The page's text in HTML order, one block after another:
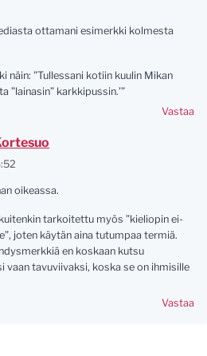
ottamani esimerkki kolmesta
näin: ”Tullessani kotiin kuulin Mikan
”lainasin” karkkipussin.’”
Vastaa
oikeassa.
tarkoitettu myös ”kieliopin ei-
joten käytän aina tutumpaa termiä.
en koskaan kutsu
vaan tavuviivaksi, koska se on ihmisille
Vastaa